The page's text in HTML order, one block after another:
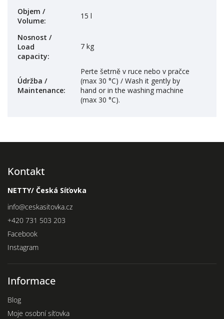
Objem /
Volume:
15 l
Nosnost /
Load
capacity:
7 kg
Údržba /
Maintenance:
Perte šetrně v ruce nebo v pračce
(max 30 °C) / Wash it gently by
hand or in the washing machine
(max 30 °C).
Kontakt
NETTY/ Česká Síťovka
info@ceskasitovka.cz
+420 731 503 203
Facebook
Instagram
Informace
Blog
Moje osobní síťovka